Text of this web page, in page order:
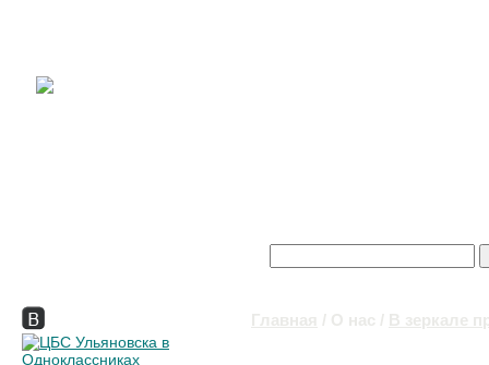
Главная / О нас / В зеркале